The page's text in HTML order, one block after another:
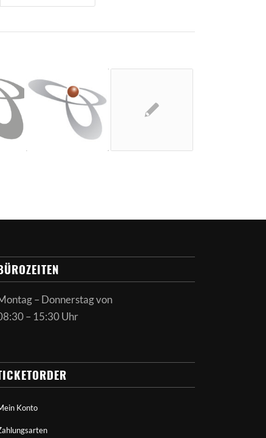
– Donnerstag von
– 15:30 Uhr
Konto